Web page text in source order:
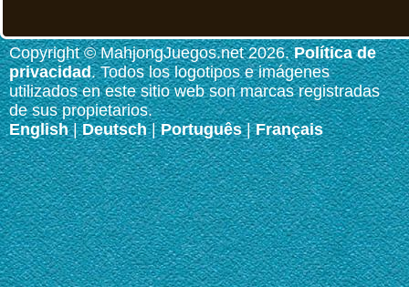
Copyright © MahjongJuegos.net 2026.Política de
privacidad. Todos los logotipos e imágenes
utilizados en este sitio web son marcas registradas
de sus propietarios.
English|Deutsch|Português|Français